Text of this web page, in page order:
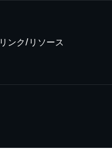
リンク/リソース